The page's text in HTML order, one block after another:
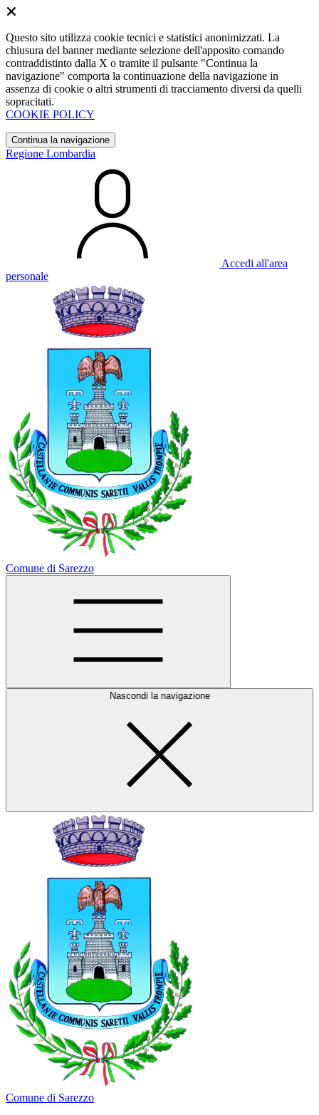
Questo sito utilizza cookie tecnici e statistici anonimizzati. La
chiusura del banner mediante selezione dell'apposito comando
contraddistinto dalla X o tramite il pulsante "Continua la
navigazione" comporta la continuazione della navigazione in
assenza di cookie o altri strumenti di tracciamento diversi da quelli
sopracitati.
COOKIE POLICY
Continua la navigazione
Regione Lombardia
Accedi all'area
personale
Comune di Sarezzo
Nascondi la navigazione
Comune di Sarezzo